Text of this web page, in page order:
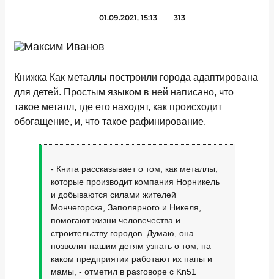
01.09.2021, 15:13 313
Книжка Как металлы построили города адаптирована
для детей. Простым языком в ней написано, что
такое металл, где его находят, как происходит
обогащение, и, что такое рафинирование.
- Книга рассказывает о том, как металлы,
которые производит компания Норникель
и добываются силами жителей
Мончегорска, Заполярного и Никеля,
помогают жизни человечества и
строительству городов. Думаю, она
позволит нашим детям узнать о том, на
каком предприятии работают их папы и
мамы, - отметил в разговоре с Kn51